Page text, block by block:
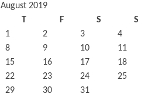
August 2019
T F S S
1 2 3
4
8 9 10
11
15 16 17
18
22 23 24
25
29 30 31